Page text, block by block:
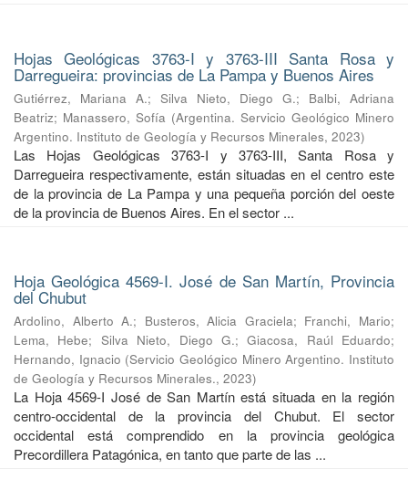
Hojas Geológicas 3763-I y 3763-III Santa Rosa y
Darregueira: provincias de La Pampa y Buenos Aires
Gutiérrez, Mariana A.; Silva Nieto, Diego G.; Balbi, Adriana
Beatriz; Manassero, Sofía (Argentina. Servicio Geológico Minero
Argentino. Instituto de Geología y Recursos Minerales, 2023)
Las Hojas Geológicas 3763-I y 3763-III, Santa Rosa y
Darregueira respectivamente, están situadas en el centro este
de la provincia de La Pampa y una pequeña porción del oeste
de la provincia de Buenos Aires. En el sector ...
Hoja Geológica 4569-I. José de San Martín, Provincia
del Chubut
Ardolino, Alberto A.; Busteros, Alicia Graciela; Franchi, Mario;
Lema, Hebe; Silva Nieto, Diego G.;Giacosa, Raúl Eduardo;
Hernando, Ignacio (Servicio Geológico Minero Argentino. Instituto
de Geología y Recursos Minerales., 2023)
La Hoja 4569-I José de San Martín está situada en la región
centro-occidental de la provincia del Chubut. El sector
occidental está comprendido en la provincia geológica
Precordillera Patagónica, en tanto que parte de las ...